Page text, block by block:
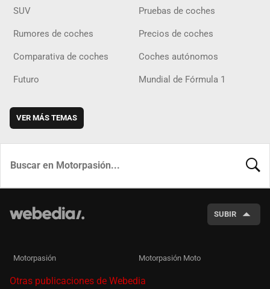
SUV Pruebas de coches
Rumores de coches Precios de coches
Comparativa de coches Coches autónomos
Futuro Mundial de Fórmula 1
VER MÁS TEMAS
SUBIR
Motorpasión Motorpasión Moto
Otras publicaciones de Webedia